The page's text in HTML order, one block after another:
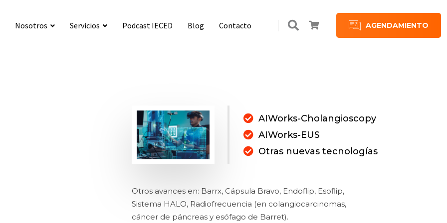
Nosotros Servicios Podcast IECED Blog Contacto AGENDAMIENTO
AIWorks-Cholangioscopy
AIWorks-EUS
Otras nuevas tecnologías
Otros avances en: Barrx, Cápsula Bravo, Endoflip, Esoflip,
Sistema HALO, Radiofrecuencia (en colangiocarcinomas,
cáncer de páncreas y esófago de Barret).